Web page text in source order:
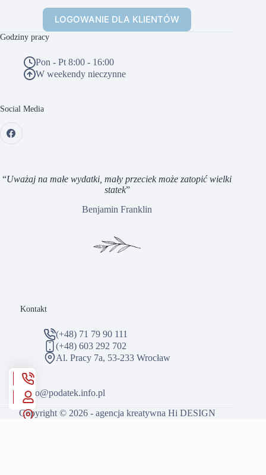
LOGOWANIE DLA KLIENTÓW
Godziny pracy
Pon - Pt 8:00 - 16:00
W weekendy nieczynne
Social Media
“Uważaj na małe wydatki, mały przeciek może zatopić wielki
statek”
Benjamin Franklin
Kontakt
(+48) 71 79 90 111
(+48) 603 292 702
Al. Pracy 7a, 53-233 Wrocław
biuro@podatek.info.pl
Copyright © 2026 - agencja kreatywna Hi DESIGN